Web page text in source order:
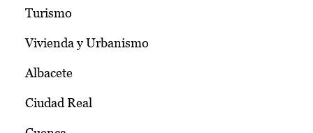
Turismo
Vivienda y Urbanismo
Albacete
Ciudad Real